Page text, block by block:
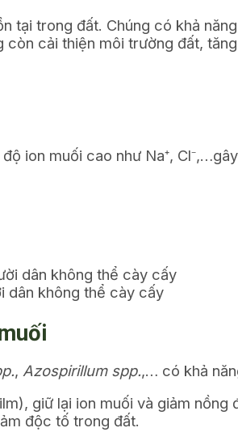
tại trong đất. Chúng có khả
cải thiện môi trường đất,
ion muối cao như Na⁺,
dân không thể cày cấy
, Azospirillum spp.,… có khả
giữ lại ion muối và giảm nồng
độc tố trong đất.